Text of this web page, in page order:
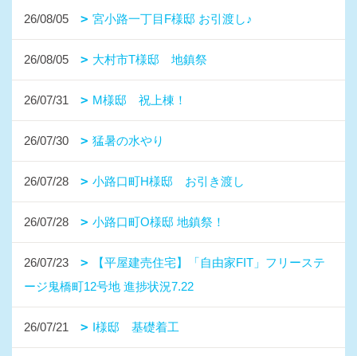
26/08/05 宮小路一丁目F様邸 お引渡し♪
26/08/05 大村市T様邸 地鎮祭
26/07/31 M様邸 祝上棟！
26/07/30 猛暑の水やり
26/07/28 小路口町H様邸 お引き渡し
26/07/28 小路口町O様邸 地鎮祭！
26/07/23
【平屋建売住宅】「自由家FIT」フリーステ
ージ鬼橋町12号地 進捗状況7.22
26/07/21 I様邸 基礎着工